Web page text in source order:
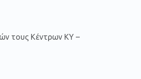
τους Κέντρων ΚΥ –